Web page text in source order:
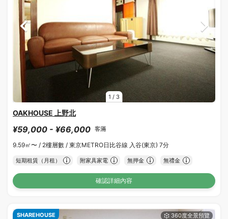
1 / 3
OAKHOUSE 上野北
¥59,000 - ¥66,000 客滿
9.59㎡〜 / 2樓層數 / 東京METRO日比谷線 入谷(東京) 7分
短期租賃（月租） 附家具家電 無押金 無禮金
確認詳細內容
SHAREHOUSE